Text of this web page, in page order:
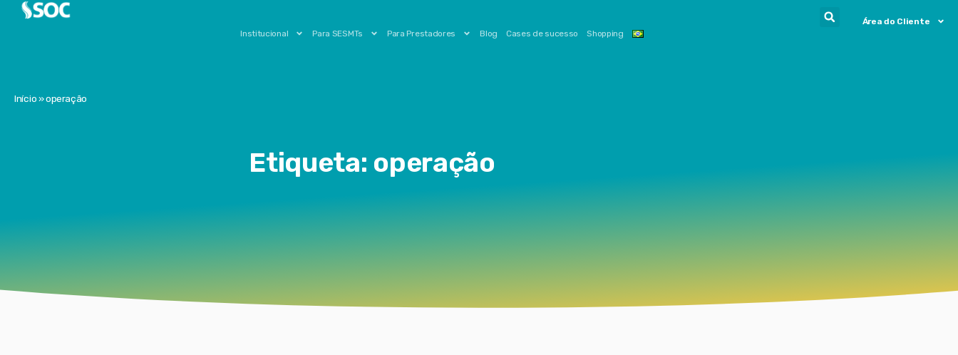
Institucional Para SESMTs Para Prestadores Blog Cases de sucesso Shopping
Área do Cliente
Início»operação
Etiqueta: operação